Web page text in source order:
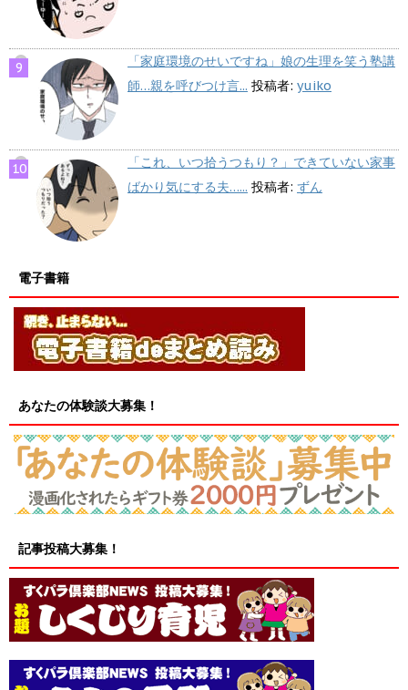
「家庭環境のせいですね」娘の生理を笑う塾講
師…親を呼びつけ言... 投稿者: yuiko
「これ、いつ拾うつもり？」できていない家事
ばかり気にする夫…... 投稿者: ずん
電子書籍
あなたの体験談大募集！
記事投稿大募集！